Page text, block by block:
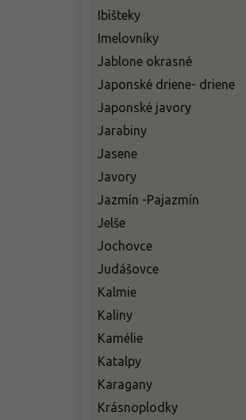
Ibišteky
Imelovníky
Jablone okrasné
Japonské driene- driene
Japonské javory
Jarabiny
Jasene
Javory
Jazmín -Pajazmín
Jelše
Jochovce
Judášovce
Kalmie
Kaliny
Kamélie
Katalpy
Karagany
Krásnoplodky